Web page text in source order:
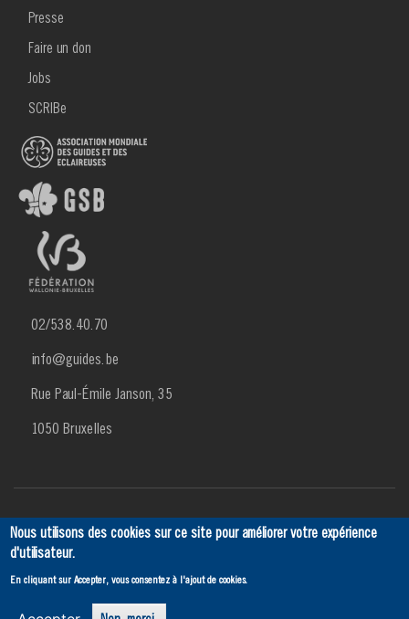
Presse
Faire un don
Jobs
SCRIBe
02/538.40.70
info@guides.be
Rue Paul-Émile Janson, 35
1050 Bruxelles
Menu
Footer
Actualités Agenda SCRIBe Ancien Contact
Nous utilisons des cookies sur ce site pour améliorer votre expérience
d'utilisateur.
En cliquant sur Accepter, vous consentez à l'ajout de cookies.